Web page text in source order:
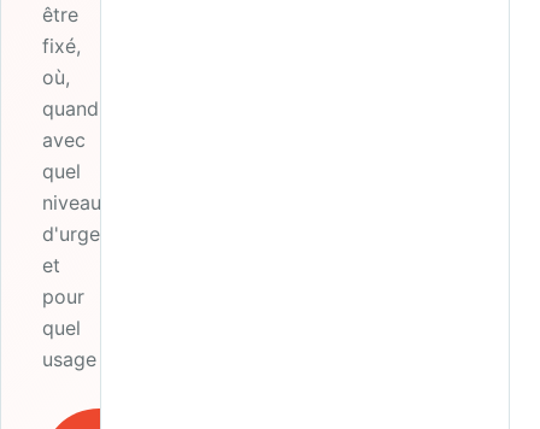
être
fixé,
où,
quand,
avec
quel
niveau
d'urgence
et
pour
quel
usage ?